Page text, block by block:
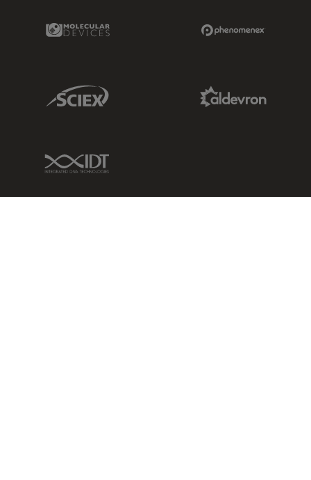
Molecular Devices Link
Sciex Link
IDT Link